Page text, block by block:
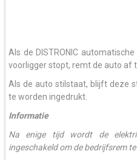
Als de DISTRONIC
voorligger stopt, remt de auto af
Als de auto stilstaat, blijft deze
te worden ingedrukt.
Informatie
Na enige tijd wordt de
ingeschakeld om de bedrijfsrem